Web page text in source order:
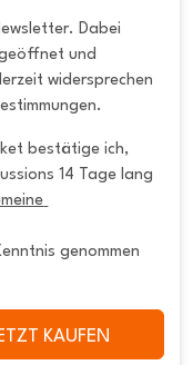
Dabei
und
widersprechen
bestätige ich,
14 Tage lang
genommen
KAUFEN